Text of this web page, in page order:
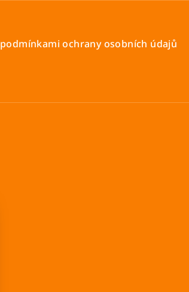
podmínkami ochrany osobních údajů